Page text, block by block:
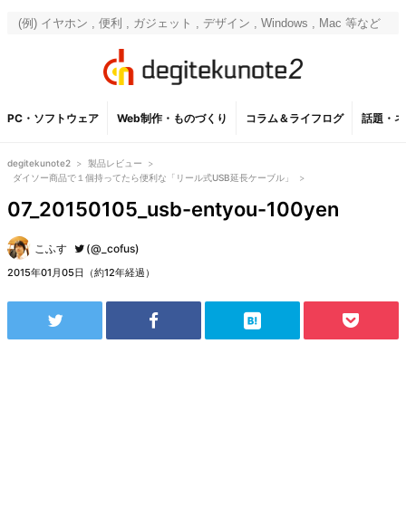
PC・ソフトウェア Web制作・ものづくり コラム＆ライフログ 話題・
degitekunote2 > 製品レビュー
>
ダイソー商品で１個持ってたら便利な「リール式USB延長ケーブル」
>
07_20150105_usb-entyou-100yen
こふす (@_cofus)
2015年01月05日（約12年経過）